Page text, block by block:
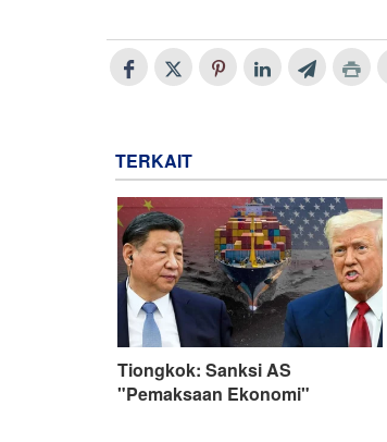
TERKAIT
Tiongkok: Sanksi AS
"Pemaksaan Ekonomi"